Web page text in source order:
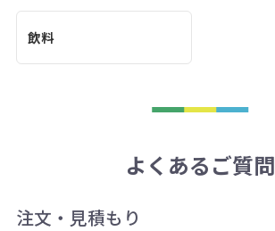
飲料
よくあるご質問
注文・見積もり